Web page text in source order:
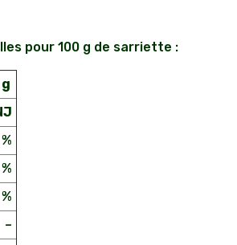
pour 100 g de sarriette :
–